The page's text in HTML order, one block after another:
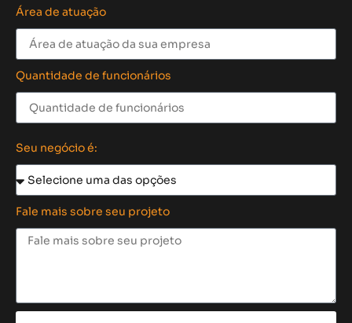
Área de atuação
Quantidade de funcionários
Seu negócio é:
Fale mais sobre seu projeto